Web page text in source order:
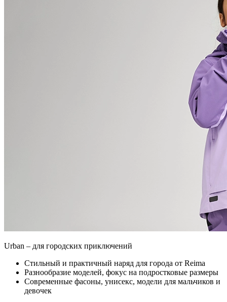
Urban – для городских приключений
Стильный и практичный наряд для города от Reima
Разнообразие моделей, фокус на подростковые размеры
Современные фасоны, унисекс, модели для мальчиков и
девочек